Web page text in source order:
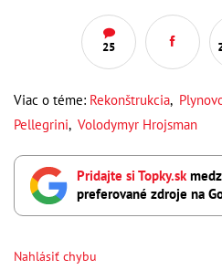
25
Viac o téme: Rekonštrukcia,
Pellegrini, Volodymyr Hrojsman
Pridajte si Topky.sk
preferované zdroje na
Nahlásiť chybu